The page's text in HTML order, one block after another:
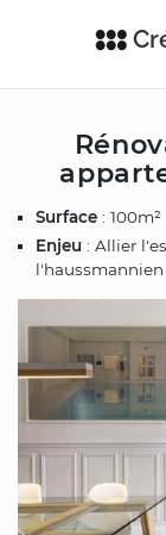
Surface : 100m²
Enjeu : Allier
l'haussmannien